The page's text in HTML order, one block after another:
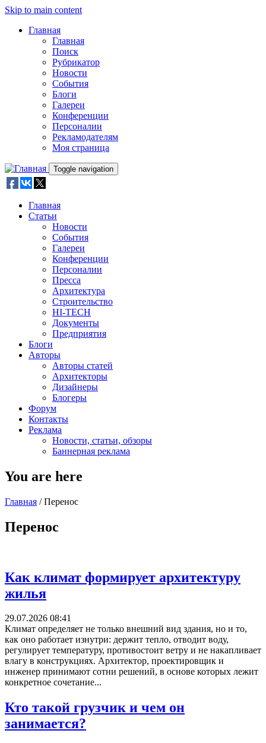
Skip to main content
Главная
Главная
Поиск
Рубрикатор
Новости
События
Блоги
Галереи
Конференции
Персоналии
Рекламодателям
Моя страница
Toggle navigation
Главная
Статьи
Новости
События
Галереи
Конференции
Персоналии
Пресса
Архитектура
Строительство
HI-TECH
Документы
Предприятия
Блоги
Авторы
Авторы статей
Архитекторы
Дизайнеры
Блогеры
Форум
Контакты
Реклама
Новости, статьи, обзоры
Баннерная реклама
You are here
Главная / Перенос
Перенос
Как климат формирует архитектуру
жилья
29.07.2026 08:41
Климат определяет не только внешний вид здания, но и то,
как оно работает изнутри: держит тепло, отводит воду,
регулирует температуру, противостоит ветру и не накапливает
влагу в конструкциях. Архитектор, проектировщик и
инженер принимают сотни решений, в основе которых лежит
конкретное сочетание...
Кто такой грузчик и чем он
занимается?